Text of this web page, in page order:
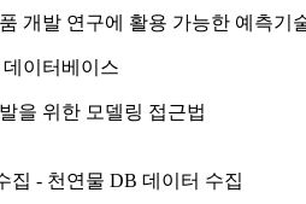
개발 연구에 활용 가능한 예측기
이터베이스
위한 모델링 접근법
집 - 천연물 DB 데이터 수집